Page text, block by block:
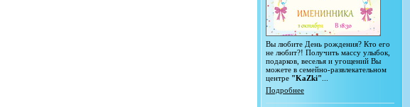
Вы любите День рождения? Кто его
не любит?! Получить массу улыбок,
подарков, веселья и угощений Вы
можете в семейно-развлекательном
центре "KaZki"
Подробнее